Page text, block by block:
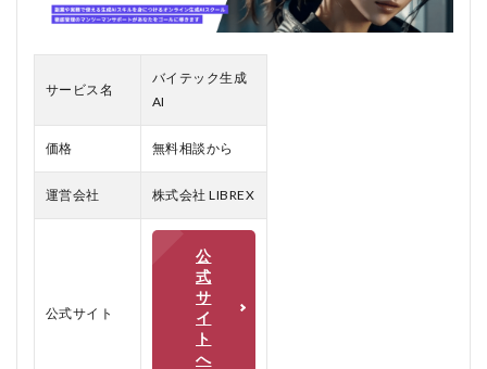
ク生
の口
ミ、
3
バイ
テッ
デメ
リッ
サービス名
バイテック生成
AI
価格 無料相談から
運営会社 株式会社 LIBREX
公式サイト
公
式
サ
イ
ト
へ